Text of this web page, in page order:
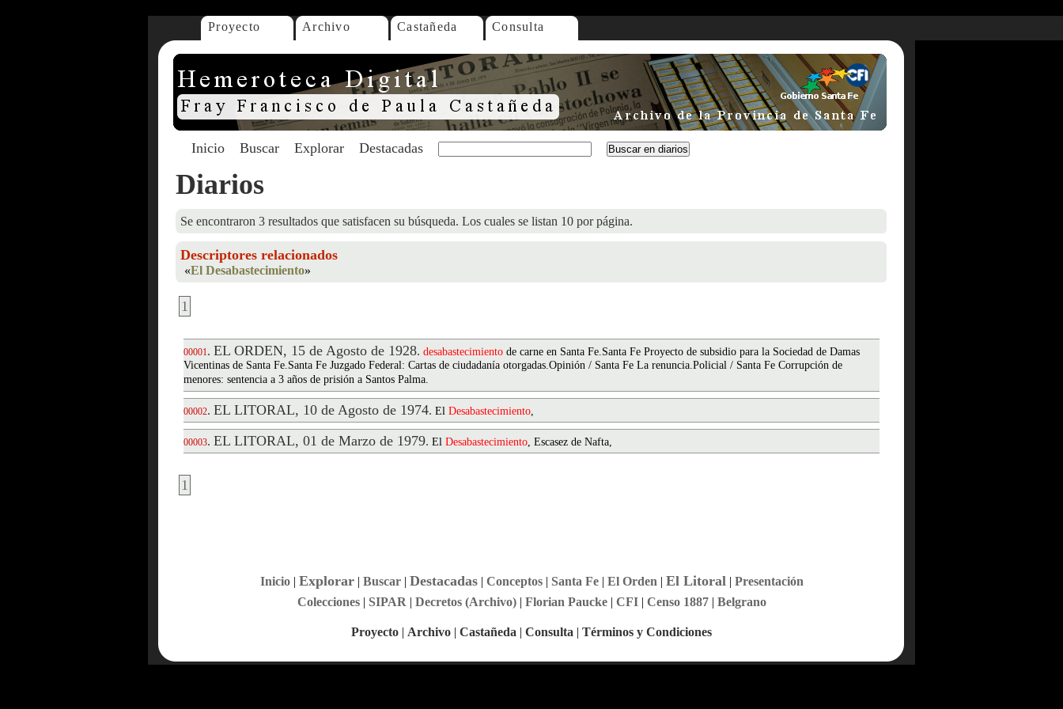
Proyecto Archivo Castañeda Consulta
Inicio Buscar Explorar Destacadas
Diarios
Se encontraron 3 resultados que satisfacen su búsqueda. Los cuales se listan 10 por página.
Descriptores relacionados
«El Desabastecimiento»
1
00001. EL ORDEN, 15 de Agosto de 1928. desabastecimiento de carne en Santa Fe.Santa Fe Proyecto de subsidio para la Sociedad de Damas
Vicentinas de Santa Fe.Santa Fe Juzgado Federal: Cartas de ciudadanía otorgadas.Opinión / Santa Fe La renuncia.Policial / Santa Fe Corrupción de
menores: sentencia a 3 años de prisión a Santos Palma.
00002. EL LITORAL, 10 de Agosto de 1974. El Desabastecimiento,
00003. EL LITORAL, 01 de Marzo de 1979. El Desabastecimiento, Escasez de Nafta,
1
Inicio| Explorar| Buscar| Destacadas| Conceptos| Santa Fe| El Orden | El Litoral | Presentación
Colecciones| SIPAR | Decretos (Archivo)| Florian Paucke| CFI| Censo 1887| Belgrano
Proyecto | Archivo | Castañeda | Consulta | Términos y Condiciones